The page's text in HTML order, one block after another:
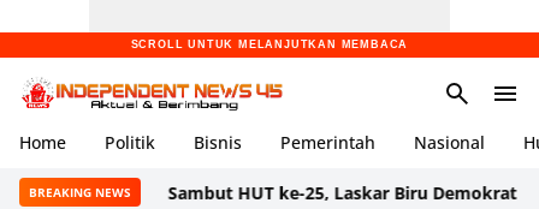
SCROLL UNTUK MELANJUTKAN MEMBACA
Home Politik Bisnis Pemerintah Nasional
BREAKING NEWS
Sambut HUT ke-25, Laskar Biru Demokrat Banten